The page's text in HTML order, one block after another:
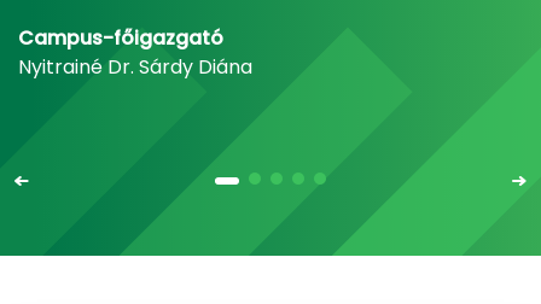
Campus-főigazgató
Nyitrainé Dr. Sárdy Diána